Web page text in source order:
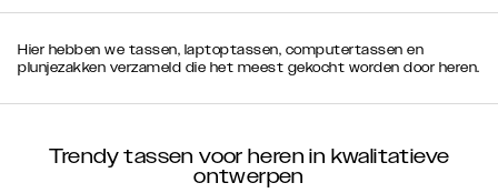
Hier hebben we tassen, laptoptassen, computertassen en
plunjezakken verzameld die het meest gekocht worden door heren.
Trendy tassen voor heren in kwalitatieve
ontwerpen